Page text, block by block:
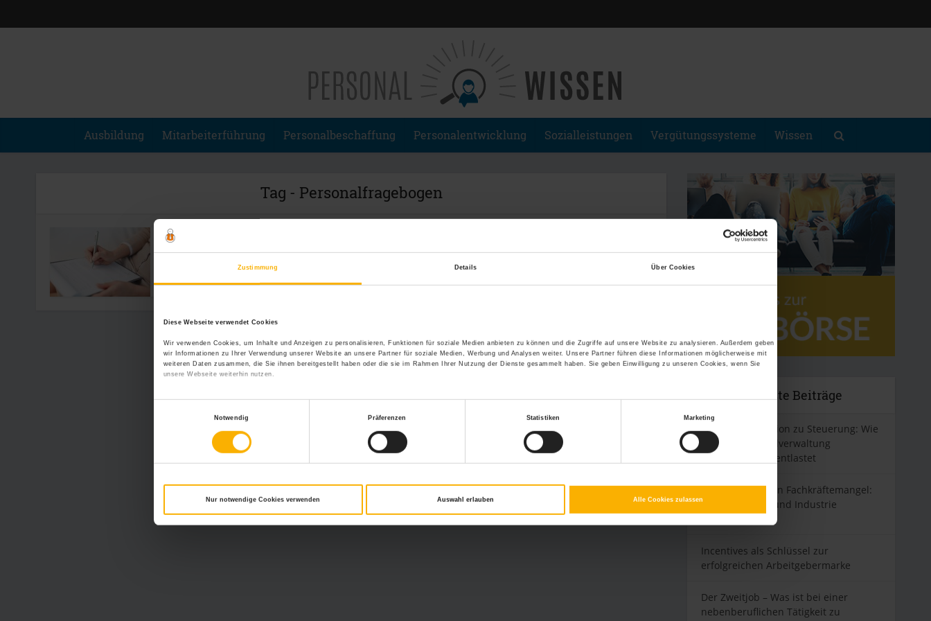
Zustimmung Details Über Cookies
Diese Webseite verwendet Cookies
Wir verwenden Cookies, um Inhalte und Anzeigen zu personalisieren, Funktionen für soziale Medien anbieten zu können und die Zugriffe auf unsere Website zu analysieren. Außerdem geben
wir Informationen zu Ihrer Verwendung unserer Website an unsere Partner für soziale Medien, Werbung und Analysen weiter. Unsere Partner führen diese Informationen möglicherweise mit
weiteren Daten zusammen, die Sie ihnen bereitgestellt haben oder die sie im Rahmen Ihrer Nutzung der Dienste gesammelt haben. Sie geben Einwilligung zu unseren Cookies, wenn Sie
unsere Webseite weiterhin nutzen.
Notwendig
Präferenzen Statistiken Marketing
Nur notwendige Cookies verwenden Auswahl erlauben Alle Cookies zulassen
Ausbildung Mitarbeiterführung Personalbeschaffung Personalentwicklung Sozialleistungen Vergütungssysteme Wissen
Tag - Personalfragebogen
Personalfragebogen –
Entscheidungshilfe oder...
Neueste Beiträge
Von Administration zu Steuerung: Wie
digitale Personalverwaltung
Führungskräfte entlastet
Kampf gegen den Fachkräftemangel:
So können Bau und Industrie
Incentives als Schlüssel zur
erfolgreichen Arbeitgebermarke
Der Zweitjob – Was ist bei einer
nebenberuflichen Tätigkeit zu